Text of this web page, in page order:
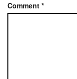
Comment *